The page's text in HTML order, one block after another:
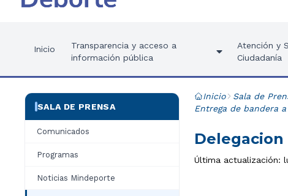
Inicio
Transparencia y acceso a
información pública
Atención y
Ciudadanía
SALA DE PRENSA
Comunicados
Programas
Noticias Mindeporte
Inicio Sala de
Entrega de bandera
Delegacion
Última actualización: